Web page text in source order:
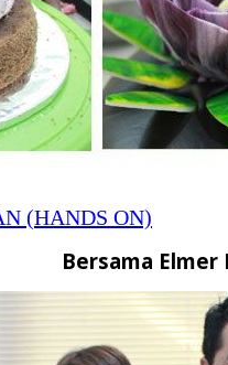
(HANDS ON)
Bersama Elmer